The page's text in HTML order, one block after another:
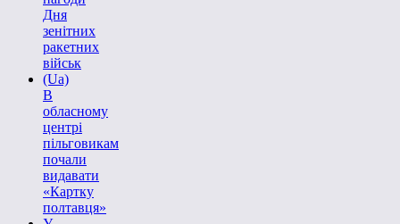
Дня
зенітних
ракетних
військ
(Ua)
В
обласному
центрі
пільговикам
почали
видавати
«Картку
полтавця»